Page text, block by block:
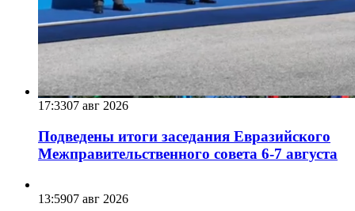
17:3307 авг 2026
Подведены итоги заседания Евразийского
Межправительственного совета 6-7 августа
13:5907 авг 2026